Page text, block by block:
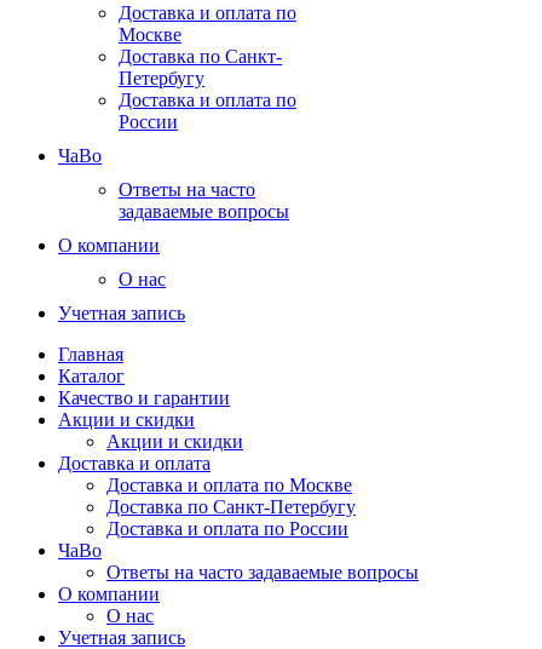
Доставка и оплата по
Москве
Доставка по Санкт-
Петербугу
Доставка и оплата по
России
ЧаВо
Ответы на часто
задаваемые вопросы
О компании
О нас
Учетная запись
Главная
Каталог
Качество и гарантии
Акции и скидки
Акции и скидки
Доставка и оплата
Доставка и оплата по Москве
Доставка по Санкт-Петербугу
Доставка и оплата по России
ЧаВо
Ответы на часто задаваемые вопросы
О компании
О нас
Учетная запись